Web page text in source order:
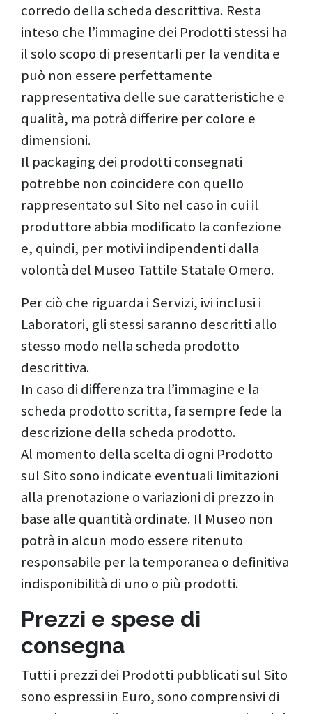
corredo della scheda descrittiva. Resta
inteso che l’immagine dei Prodotti stessi ha
il solo scopo di presentarli per la vendita e
può non essere perfettamente
rappresentativa delle sue caratteristiche e
qualità, ma potrà differire per colore e
dimensioni.
Il packaging dei prodotti consegnati
potrebbe non coincidere con quello
rappresentato sul Sito nel caso in cui il
produttore abbia modificato la confezione
e, quindi, per motivi indipendenti dalla
volontà del Museo Tattile Statale Omero.
Per ciò che riguarda i Servizi, ivi inclusi i
Laboratori, gli stessi saranno descritti allo
stesso modo nella scheda prodotto
descrittiva.
In caso di differenza tra l’immagine e la
scheda prodotto scritta, fa sempre fede la
descrizione della scheda prodotto.
Al momento della scelta di ogni Prodotto
sul Sito sono indicate eventuali limitazioni
alla prenotazione o variazioni di prezzo in
base alle quantità ordinate. Il Museo non
potrà in alcun modo essere ritenuto
responsabile per la temporanea o definitiva
indisponibilità di uno o più prodotti.
Prezzi e spese di
consegna
Tutti i prezzi dei Prodotti pubblicati sul Sito
sono espressi in Euro, sono comprensivi di